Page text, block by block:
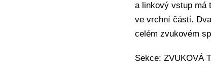
a linkový vstup má
ve vrchní části.
celém zvukovém
Sekce: ZVUKOVÁ